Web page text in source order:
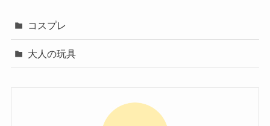
コスプレ
大人の玩具